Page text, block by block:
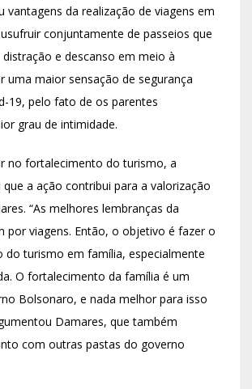
vantagens da realização de viagens em
conjuntamente de passeios que
e descanso em meio à
uma maior sensação de segurança
19, pelo fato de os parentes
grau de intimidade.
no fortalecimento do turismo, a
a ação contribui para a valorização
“As melhores lembranças da
por viagens. Então, o objetivo é fazer o
do turismo em família, especialmente
O fortalecimento da família é um
Bolsonaro, e nada melhor para isso
Damares, que também
com outras pastas do governo